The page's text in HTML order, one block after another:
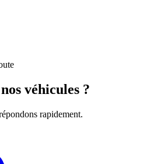
véhicules ?
rapidement.